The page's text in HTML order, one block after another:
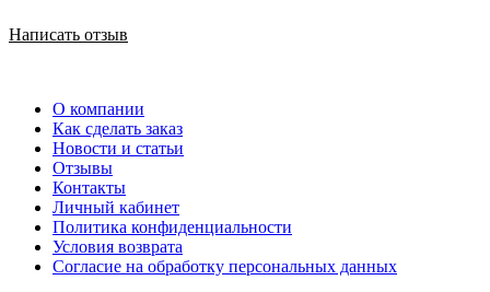
Написать отзыв
О компании
Как сделать заказ
Новости и статьи
Отзывы
Контакты
Личный кабинет
Политика конфиденциальности
Условия возврата
Согласие на обработку персональных данных